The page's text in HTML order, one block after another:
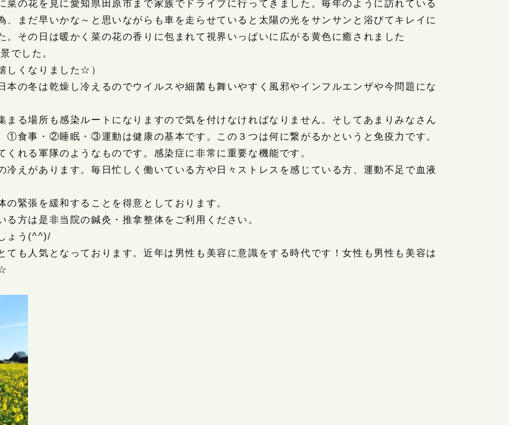
菜の花を見に愛知県田原市まで家族でドライブに行ってきました。毎年のように訪れている
まだ早いかな～と思いながらも車を走らせていると太陽の光をサンサンと浴びてキレイに
その日は暖かく菜の花の香りに包まれて視界いっぱいに広がる黄色に癒されました
でした。
しくなりました☆）
本の冬は乾燥し冷えるのでウイルスや細菌も舞いやすく風邪やインフルエンザや今問題にな
る場所も感染ルートになりますので気を付けなければなりません。そしてあまりみなさん
①食事・②睡眠・③運動は健康の基本です。この３つは何に繋がるかというと免疫力です。
れる軍隊のようなものです。感染症に非常に重要な機能です。
えがあります。毎日忙しく働いている方や日々ストレスを感じている方、運動不足で血液
緊張を緩和することを得意としております。
方は是非当院の鍼灸・推拿整体をご利用ください。
ょう(^^)/
も人気となっております。近年は男性も美容に意識をする時代です！女性も男性も美容は